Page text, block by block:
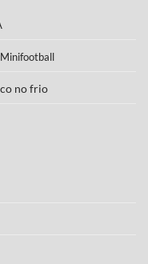
no frio